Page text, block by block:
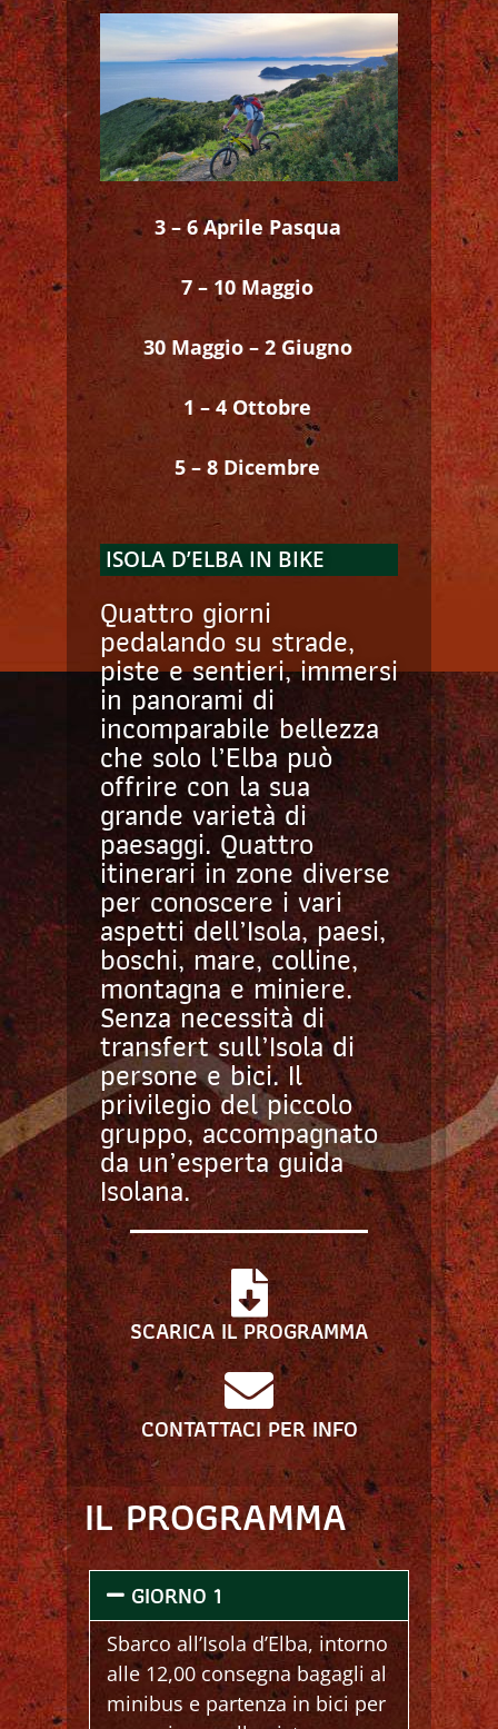
3 – 6 Aprile Pasqua
7 – 10 Maggio
30 Maggio – 2 Giugno
1 – 4 Ottobre
5 – 8 Dicembre
ISOLA D’ELBA IN BIKE
Quattro giorni
pedalando su strade,
piste e sentieri, immersi
in panorami di
incomparabile bellezza
che solo l’Elba può
offrire con la sua
grande varietà di
paesaggi. Quattro
itinerari in zone diverse
per conoscere i vari
aspetti dell’Isola, paesi,
boschi, mare, colline,
montagna e miniere.
Senza necessità di
transfert sull’Isola di
persone e bici. Il
privilegio del piccolo
gruppo, accompagnato
da un’esperta guida
Isolana.
SCARICA IL PROGRAMMA
CONTATTACI PER INFO
IL PROGRAMMA
GIORNO 1
Sbarco all’Isola d’Elba, intorno
alle 12,00 consegna bagagli al
minibus e partenza in bici per